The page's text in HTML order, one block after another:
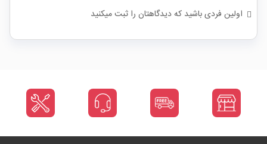
اولین فردی باشید که دیدگاهتان را ثبت میکنید